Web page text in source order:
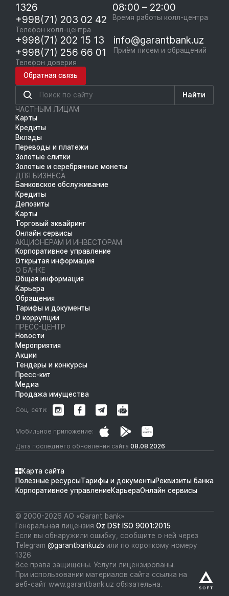
1326
+998(71) 203 02 42
Телефон колл-центра
08:00 – 22:00
Время работы колл-центра
+998(71) 202 15 13
+998(71) 256 66 01
Телефон доверия
info@garantbank.uz
Приём писем и обращений
Обратная связь
Найти
ЧАСТНЫМ ЛИЦАМ
Карты
Кредиты
Вклады
Переводы и платежи
Золотые слитки
Золотые и серебрянные монеты
ДЛЯ БИЗНЕСА
Банковское обслуживание
Кредиты
Депозиты
Карты
Торговый эквайринг
Онлайн сервисы
АКЦИОНЕРАМ И ИНВЕСТОРАМ
Корпоративное управление
Открытая информация
О БАНКЕ
Общая информация
Карьера
Обращения
Тарифы и документы
О коррупции
ПРЕСС-ЦЕНТР
Новости
Мероприятия
Акции
Тендеры и конкурсы
Пресс-кит
Медиа
Продажа имущества
Дата последнего обновления сайта 08.08.2026
Мобильное приложение:
Соц. сети:
Карта сайта
Полезные ресурсыТарифы и документыРеквизиты банка
Корпоративное управлениеКарьераОнлайн сервисы
© 2000-2026 АО «Garant bank»
Генеральная лицензия Oz DSt ISO 9001:2015
Если вы обнаружили ошибку, сообщите о ней через
Telegram @garantbankuzb или по короткому номеру
1326
Все права защищены. Услуги лицензированы.
При использовании материалов сайта ссылка на
веб-сайт www.garantbank.uz обязательна.